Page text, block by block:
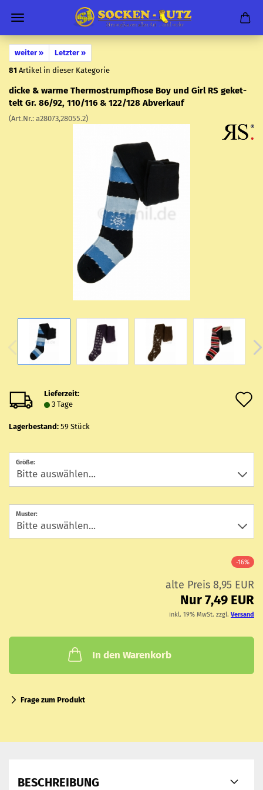
weiter »
Letzter »
81 Artikel in dieser Kategorie
dicke & warme Ther­mo­strumpf­ho­se Boy und Girl RS ge­ket­
telt Gr. 86/92, 110/116 & 122/128 Ab­ver­kauf
(Art.Nr.: a28073,28055.2)
Lieferzeit:
3 Tage
Lagerbestand: 59 Stück
Größe:
Muster:
-16%
alte Preis 8,95 EUR
Nur 7,49 EUR
inkl. 19% MwSt. zzgl. Versand
In den Warenkorb
Frage zum Produkt
BESCHREIBUNG